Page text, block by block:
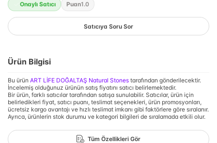
Onaylı Satıcı Puan1.0
Satıcıya Soru Sor
Ürün Bilgisi
Bu ürün ART LİFE DOĞALTAŞ Natural Stones tarafından gönderilecektir.
İncelemiş olduğunuz ürünün satış fiyatını satıcı belirlemektedir.
Bir ürün, farklı satıcılar tarafından satışa sunulabilir. Satıcılar, ürün için
belirledikleri fiyat, satıcı puanı, teslimat seçenekleri, ürün promosyonları,
ücretsiz kargo avantajı ve hızlı teslimat imkanı gibi faktörlere göre sıralanır.
Ayrıca, ürünlerin stok durumu ve kategori bilgileri de sıralamada etkili olur.
Tüm Özellikleri Gör